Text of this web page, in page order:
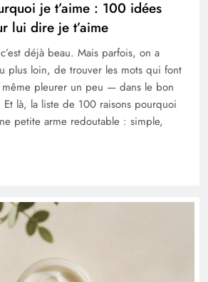
je t’aime : 100 idées
lui dire je t’aime
déjà beau. Mais parfois, on a
plus loin, de trouver les mots qui font
pleurer un peu — dans le bon
là, la liste de 100 raisons pourquoi
petite arme redoutable : simple,